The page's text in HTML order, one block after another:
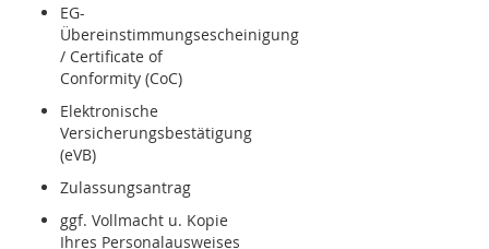
EG-
Übereinstimmungsescheinigung
/ Certificate of
Conformity (CoC)
Elektronische
Versicherungsbestätigung
(eVB)
Zulassungsantrag
ggf. Vollmacht u. Kopie
Ihres Personalausweises